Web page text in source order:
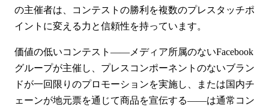
の主催者は、コンテストの勝利を複数のプレスタッチポ
イントに変える力と信頼性を持っています。
価値の低いコンテスト——メディア所属のないFacebook
グループが主催し、プレスコンポーネントのないブラン
ドが一回限りのプロモーションを実施し、または国内チ
ェーンが地元票を通じて商品を宣伝する——は通常コン